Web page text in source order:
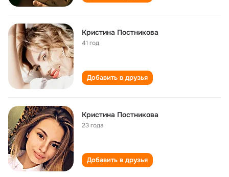
Кристина Постникова
41 год
Добавить в друзья
Кристина Постникова
23 года
Добавить в друзья